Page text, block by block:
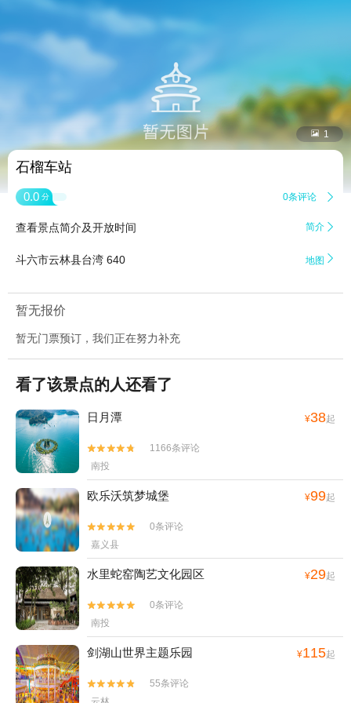
 1
石榴车站
0.0 分 0条评论 
查看景点简介及开放时间 简介 
斗六市云林县台湾 640 地图 
暂无报价
暂无门票预订，我们正在努力补充
看了该景点的人还看了
日月潭 ¥38起


1166条评论
南投
欧乐沃筑梦城堡 ¥99起


0条评论
嘉义县
水里蛇窑陶艺文化园区 ¥29起


0条评论
南投
剑湖山世界主题乐园 ¥115起


55条评论